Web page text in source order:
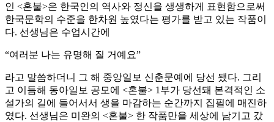
인 <혼불>은 한국인의 역사와 정신을 생생하게 표현함으로써
한국문학의 수준을 한차원 높였다는 평가를 받고 있는 작품이
다. 선생님은 수업시간에
“여러분 나는 유명해 질 거예요”
라고 말씀하더니 그 해 중앙일보 신춘문예에 당선 됐다. 그리
고 이듬해 동아일보 공모에 <혼불> 1부가 당선돼 본격적인 소
설가의 길에 들어서서 생을 마감하는 순간까지 집필에 매진하
였다. 선생님은 미완의 <혼불> 한 작품만을 세상에 남기고 갔